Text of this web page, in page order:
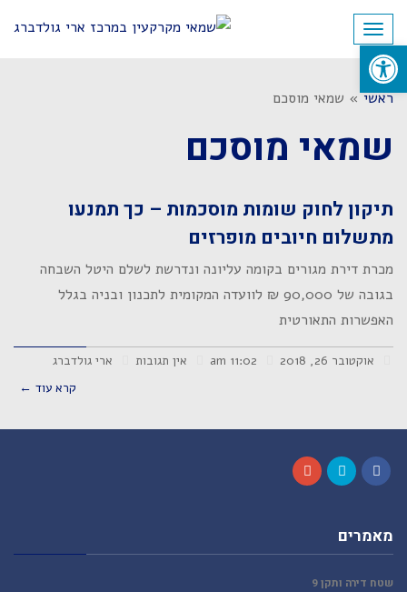
פתח סרגל נגישות
לתוכן
תפריט
ראשי » שמאי מוסכם
שמאי מוסכם
תיקון לחוק שומות מוסכמות – כך תמנעו
מתשלום חיובים מופרזים
מכרת דירת מגורים בקומה עליונה ונדרשת לשלם היטל השבחה
בגובה של 90,000 ₪ לוועדה המקומית לתכנון ובניה בגלל
האפשרות התאורטית
אוקטובר 26, 2018 אין תגובות
ארי גולדברג
קרא עוד ←
מאמרים
שטח דירה ותקן 9